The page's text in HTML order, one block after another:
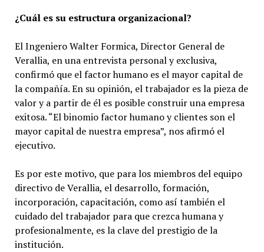
¿Cuál es su estructura organizacional?
El Ingeniero Walter Formica, Director General de
Verallia, en una entrevista personal y exclusiva,
confirmó que el factor humano es el mayor capital de
la compañía. En su opinión, el trabajador es la pieza de
valor y a partir de él es posible construir una empresa
exitosa. “El binomio factor humano y clientes son el
mayor capital de nuestra empresa”, nos afirmó el
ejecutivo.
Es por este motivo, que para los miembros del equipo
directivo de Verallia, el desarrollo, formación,
incorporación, capacitación, como así también el
cuidado del trabajador para que crezca humana y
profesionalmente, es la clave del prestigio de la
institución.